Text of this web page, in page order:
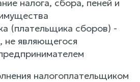
налога, сбора, пеней и
(плательщика сборов) -
не являющегося
налогоплательщиком